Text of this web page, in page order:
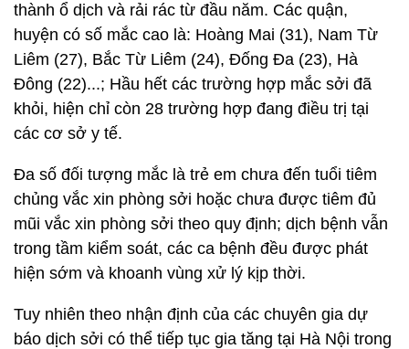
thành ổ dịch và rải rác từ đầu năm. Các quận,
huyện có số mắc cao là: Hoàng Mai (31), Nam Từ
Liêm (27), Bắc Từ Liêm (24), Đống Đa (23), Hà
Đông (22)...; Hầu hết các trường hợp mắc sởi đã
khỏi, hiện chỉ còn 28 trường hợp đang điều trị tại
các cơ sở y tế.
Đa số đối tượng mắc là trẻ em chưa đến tuổi tiêm
chủng vắc xin phòng sởi hoặc chưa được tiêm đủ
mũi vắc xin phòng sởi theo quy định; dịch bệnh vẫn
trong tầm kiểm soát, các ca bệnh đều được phát
hiện sớm và khoanh vùng xử lý kịp thời.
Tuy nhiên theo nhận định của các chuyên gia dự
báo dịch sởi có thể tiếp tục gia tăng tại Hà Nội trong